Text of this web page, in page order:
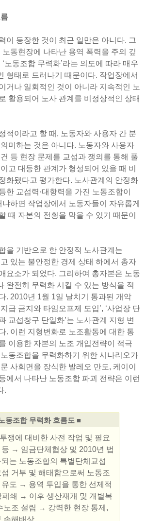
이 등장한 것이 최근 일만은 아니다. 그
동현장에 나타난 용역 폭력을 주의 깊
노동조합 무력화’라는 의도에 따라 매우
형태로 드러나기 때문이다. 작업장에서
거나 일회적인 것이 아니라 지속적인 노
활용되어 노사 관계를 비정상적인 상태
적이라고 할 때, 노동자와 사용자 간 분
미하는 것은 아니다. 노동자와 사용자
등 현장 문제를 교섭과 쟁의를 통해 풀
고 대등한 관계가 형성되어 있을 때 비
화됐다고 평가한다. 노사관계의 안정화
한 교섭력·대항력을 가진 노동조합이
하면 작업장에서 노동자들이 자유롭게
때 자본의 전횡을 막을 수 있기 때문이
을 기반으로 한 안정적 노사관계는
있는 불안정한 경제 상태 하에서 총자
요소가 되었다. 그리하여 총자본은 노동
완전히 무력화 시킬 수 있는 방식을 적
. 2010년 1월 1일 날치기 통과된 개악
급 금지와 타임오프제 도입’, ‘사업장 단
교섭창구 단일화’는 노사관계 지형 변
. 이런 지형변화로 노조활동에 대한 통
이용한 자본의 노조 개입전략이 적극
동조합을 무력화하기 위한 시나리오가
사회면을 장식한 발레오 만도, 케이이
에서 나타난 노동조합 파괴 전략은 이런
.
동조합 무력화 흐름도 ■
쟁에 대비한 사전 작업 및 필요
등 → 임금단체협상 및 2010년 법
는 노동조합의 특별단체교섭
거부 및 해태함으로써 노동조
유도 → 용역 투입을 통한 선제적
폐쇄 → 이후 생산재개 및 개별복
노조 설립 → 강력한 현장 통제,
손해배상